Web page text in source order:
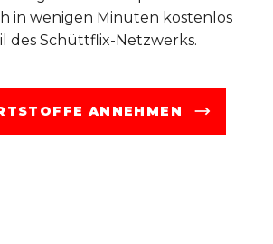
in wenigen Minuten kostenlos
des Schüttflix-Netzwerks.
ANNEHMEN